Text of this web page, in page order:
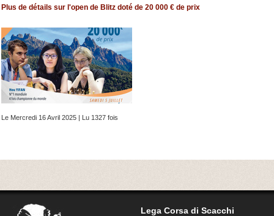
Plus de détails sur l'open de Blitz doté de 20 000 € de prix
Le Mercredi 16 Avril 2025 | Lu 1327 fois
Lega Corsa di Scacchi